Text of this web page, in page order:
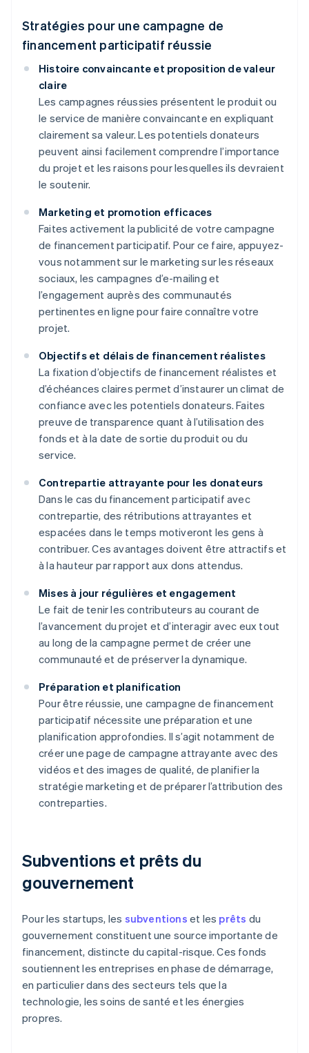
Stratégies pour une campagne de
financement participatif réussie
Histoire convaincante et proposition de valeur
claire
Les campagnes réussies présentent le produit ou
le service de manière convaincante en expliquant
clairement sa valeur. Les potentiels donateurs
peuvent ainsi facilement comprendre l’importance
du projet et les raisons pour lesquelles ils devraient
le soutenir.
Marketing et promotion efficaces
Faites activement la publicité de votre campagne
de financement participatif. Pour ce faire, appuyez-
vous notamment sur le marketing sur les réseaux
sociaux, les campagnes d’e-mailing et
l’engagement auprès des communautés
pertinentes en ligne pour faire connaître votre
projet.
Objectifs et délais de financement réalistes
La fixation d’objectifs de financement réalistes et
d’échéances claires permet d’instaurer un climat de
confiance avec les potentiels donateurs. Faites
preuve de transparence quant à l’utilisation des
fonds et à la date de sortie du produit ou du
service.
Contrepartie attrayante pour les donateurs
Dans le cas du financement participatif avec
contrepartie, des rétributions attrayantes et
espacées dans le temps motiveront les gens à
contribuer. Ces avantages doivent être attractifs et
à la hauteur par rapport aux dons attendus.
Mises à jour régulières et engagement
Le fait de tenir les contributeurs au courant de
l’avancement du projet et d’interagir avec eux tout
au long de la campagne permet de créer une
communauté et de préserver la dynamique.
Préparation et planification
Pour être réussie, une campagne de financement
participatif nécessite une préparation et une
planification approfondies. Il s’agit notamment de
créer une page de campagne attrayante avec des
vidéos et des images de qualité, de planifier la
stratégie marketing et de préparer l’attribution des
contreparties.
Subventions et prêts du
gouvernement
Pour les startups, les subventions et les prêts du
gouvernement constituent une source importante de
financement, distincte du capital-risque. Ces fonds
soutiennent les entreprises en phase de démarrage,
en particulier dans des secteurs tels que la
technologie, les soins de santé et les énergies
propres.